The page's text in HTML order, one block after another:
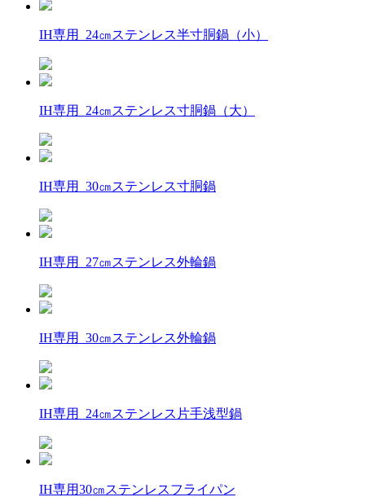
IH専用 24㎝ステンレス半寸胴鍋（小）
IH専用 24㎝ステンレス寸胴鍋（大）
IH専用 30㎝ステンレス寸胴鍋
IH専用 27㎝ステンレス外輪鍋
IH専用 30㎝ステンレス外輪鍋
IH専用 24㎝ステンレス片手浅型鍋
IH専用30㎝ステンレスフライパン